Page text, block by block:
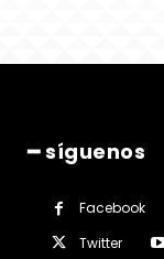
━ síguenos
Facebook
Twitter